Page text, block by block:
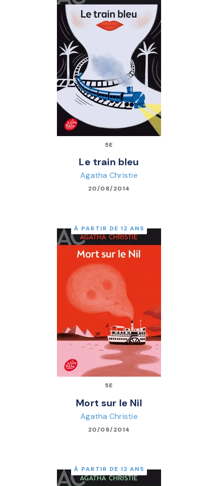
5E
Le train bleu
Agatha Christie
20/08/2014
À PARTIR DE 12 ANS
5E
Mort sur le Nil
Agatha Christie
20/08/2014
À PARTIR DE 12 ANS